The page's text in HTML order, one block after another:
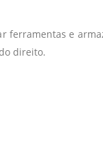
ferramentas e
direito.